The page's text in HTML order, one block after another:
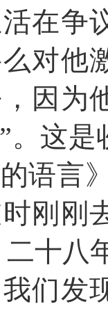
在争
对他
因为
。这
语言
刚刚
十八
们发